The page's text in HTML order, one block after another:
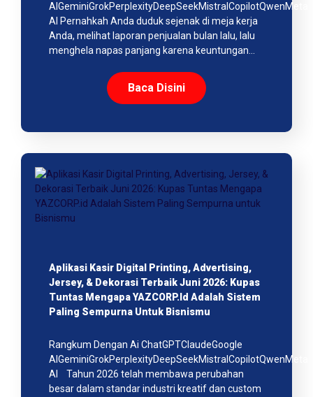
AIGeminiGrokPerplexityDeepSeekMistralCopilotQwenMeta
AI Pernahkah Anda duduk sejenak di meja kerja
Anda, melihat laporan penjualan bulan lalu, lalu
menghela napas panjang karena keuntungan…
Baca Disini
Aplikasi Kasir Digital Printing, Advertising,
Jersey, & Dekorasi Terbaik Juni 2026: Kupas
Tuntas Mengapa YAZCORP.id Adalah Sistem
Paling Sempurna Untuk Bisnismu
Rangkum Dengan Ai ChatGPTClaudeGoogle
AIGeminiGrokPerplexityDeepSeekMistralCopilotQwenMeta
AI Tahun 2026 telah membawa perubahan
besar dalam standar industri kreatif dan custom